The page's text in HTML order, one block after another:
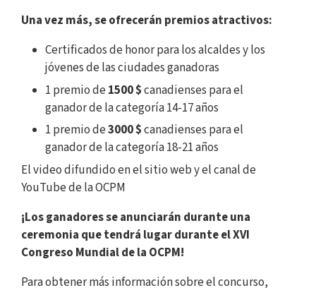
Una vez más, se ofrecerán premios atractivos:
Certificados de honor para los alcaldes y los
jóvenes de las ciudades ganadoras
1 premio de1500 $canadienses para el
ganador de la categoría 14-17 años
1 premio de3000 $canadienses para el
ganador de la categoría 18-21 años
El video difundido en el sitio web y el canal de
YouTube de la OCPM
¡Los ganadores se anunciarán durante una
ceremonia que tendrá lugar durante el XVI
Congreso Mundial de la OCPM!
Para obtener más información sobre el concurso,